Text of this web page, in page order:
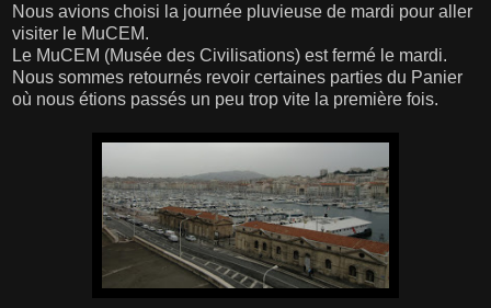
Nous avions choisi la journée pluvieuse de mardi pour aller
visiter le MuCEM.
Le MuCEM (Musée des Civilisations) est fermé le mardi.
Nous sommes retournés revoir certaines parties du Panier
où nous étions passés un peu trop vite la première fois.